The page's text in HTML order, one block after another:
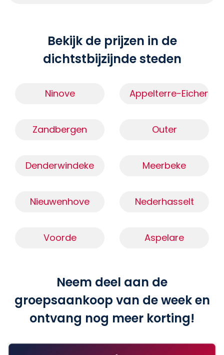
Bekijk de prijzen in de
dichtstbijzijnde steden
Ninove Appelterre-Eichem
Zandbergen Outer
Denderwindeke Meerbeke
Nieuwenhove Nederhasselt
Voorde Aspelare
Neem deel aan de
groepsaankoop van de week en
ontvang nog meer korting!